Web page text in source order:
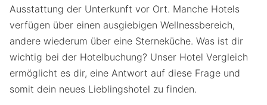
Ausstattung der Unterkunft vor Ort. Manche Hotels
verfügen über einen ausgiebigen Wellnessbereich,
andere wiederum über eine Sterneküche. Was ist dir
wichtig bei der Hotelbuchung? Unser Hotel Vergleich
ermöglicht es dir, eine Antwort auf diese Frage und
somit dein neues Lieblingshotel zu finden.